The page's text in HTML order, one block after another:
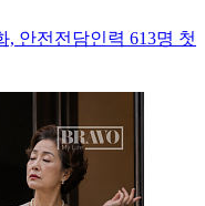
, 안전전담인력 613명 첫